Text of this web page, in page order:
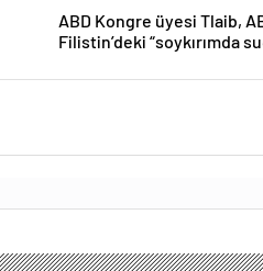
ABD Kongre üyesi Tlaib,
Filistin’deki “soykırımda